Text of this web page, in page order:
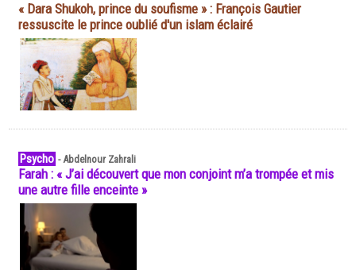
« Dara Shukoh, prince du soufisme » : François Gautier
ressuscite le prince oublié d'un islam éclairé
Psycho -Abdelnour Zahrali
Farah : « J’ai découvert que mon conjoint m’a trompée et mis
une autre fille enceinte »